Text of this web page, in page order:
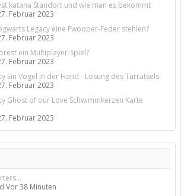
katana Standort und wie man es bekommt
Februar 2023
Legacy eine Fwooper-Feder stehlen?
Februar 2023
ein Multiplayer-Spiel?
Februar 2023
Ein Vogel in der Hand - Lösung des Türrätsels
Februar 2023
Ghost of our Love Schwimmkerzen Karte
Februar 2023
Vor 38 Minuten